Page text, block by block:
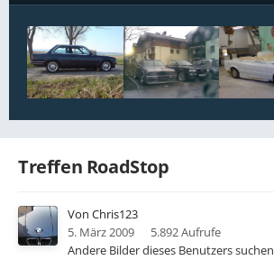
Treffen RoadStop
Von Chris123
5. März 2009
5.892 Aufrufe
Andere Bilder dieses Benutzers suchen